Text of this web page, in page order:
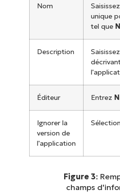
Nom
unique
tel que
Description
Éditeur Entrez
Ignorer la
version de
l'application
Figure 3:
champs